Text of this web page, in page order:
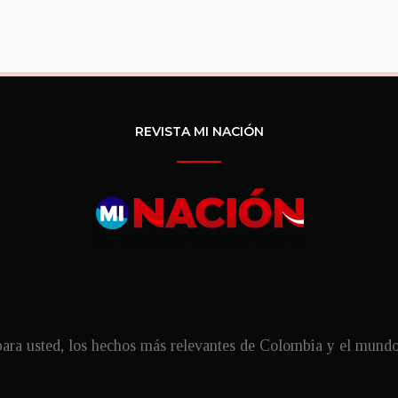
REVISTA MI NACIÓN
usted, los hechos más relevantes de Colombia y el